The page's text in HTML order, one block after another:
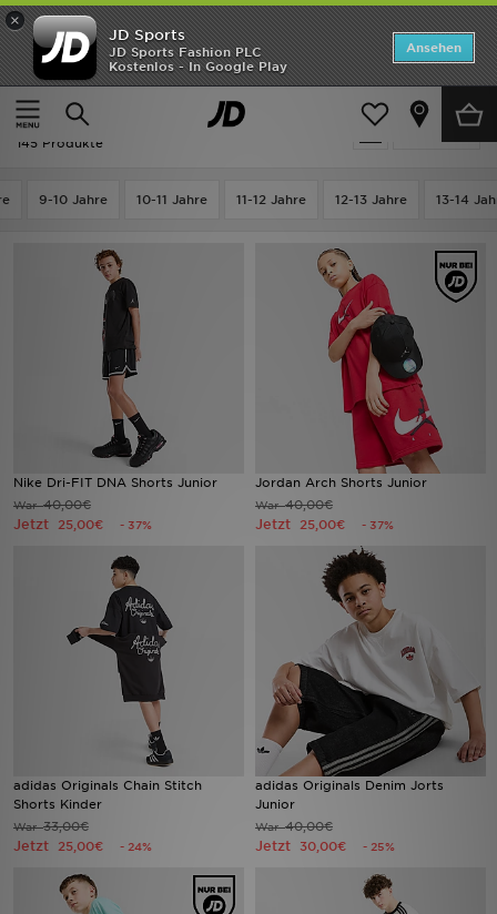
×
JD Sports
JD Sports Fashion PLC
Kostenlos - In Google Play
Ansehen
Startseite
Kinder Kleidung Jugendliche (8-15 Jahre) Shorts
verfeinern
Ausverkauf | Kinder - Shorts
145 Produkte
9-10 Jahre 10-11 Jahre 11-12 Jahre 12-13 Jahre 13-14
Nike Dri-FIT DNA Shorts Junior
War40,00€
Jetzt 25,00€ - 37%
Jordan Arch Shorts Junior
War40,00€
Jetzt 25,00€ - 37%
adidas Originals Chain Stitch
Shorts Kinder
War33,00€
Jetzt 25,00€ - 24%
adidas Originals Denim Jorts
Junior
War40,00€
Jetzt 30,00€ - 25%
Startseite
ANGEBOTE
Marken
JD Exklusives
Lade Die APP
Geschenkkarte
Meine Nachrichten
Bestellverfolgung
Hilfe & Kontakt